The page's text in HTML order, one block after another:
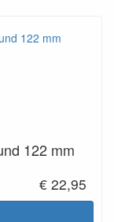
122 mm
€ 22,95